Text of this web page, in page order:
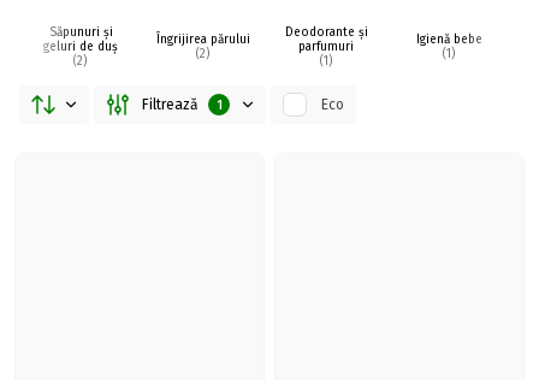
Săpunuri și
geluri de duș
(2)
Îngrijirea părului
(2)
Deodorante și
parfumuri
(1)
Igienă bebe
(1)
Filtrează 1 Eco